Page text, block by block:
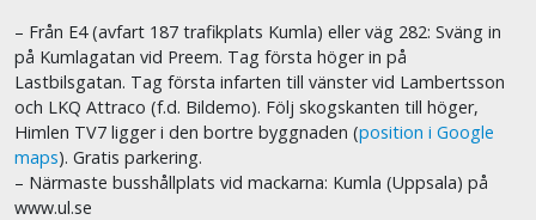
– Från E4 (avfart 187 trafikplats Kumla) eller väg 282: Sväng in
på Kumlagatan vid Preem. Tag första höger in på
Lastbilsgatan. Tag första infarten till vänster vid Lambertsson
och LKQ Attraco (f.d. Bildemo). Följ skogskanten till höger,
Himlen TV7 ligger i den bortre byggnaden (position i Google
maps). Gratis parkering.
– Närmaste busshållplats vid mackarna: Kumla (Uppsala) på
www.ul.se